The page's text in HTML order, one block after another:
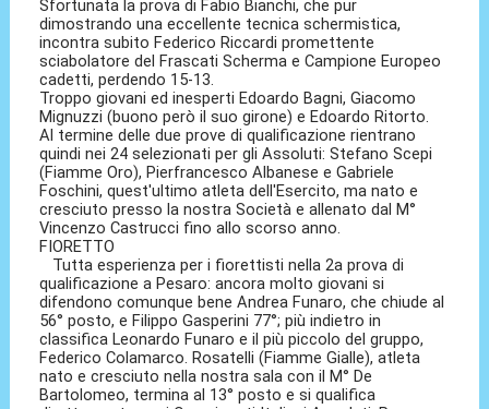
Sfortunata la prova di Fabio Bianchi, che pur
dimostrando una eccellente tecnica schermistica,
incontra subito Federico Riccardi promettente
sciabolatore del Frascati Scherma e Campione Europeo
cadetti, perdendo 15-13.
Troppo giovani ed inesperti Edoardo Bagni, Giacomo
Mignuzzi (buono però il suo girone) e Edoardo Ritorto.
Al termine delle due prove di qualificazione rientrano
quindi nei 24 selezionati per gli Assoluti: Stefano Scepi
(Fiamme Oro), Pierfrancesco Albanese e Gabriele
Foschini, quest'ultimo atleta dell'Esercito, ma nato e
cresciuto presso la nostra Società e allenato dal M°
Vincenzo Castrucci fino allo scorso anno.
FIORETTO
Tutta esperienza per i fiorettisti nella 2a prova di
qualificazione a Pesaro: ancora molto giovani si
difendono comunque bene Andrea Funaro, che chiude al
56° posto, e Filippo Gasperini 77°; più indietro in
classifica Leonardo Funaro e il più piccolo del gruppo,
Federico Colamarco. Rosatelli (Fiamme Gialle), atleta
nato e cresciuto nella nostra sala con il M° De
Bartolomeo, termina al 13° posto e si qualifica